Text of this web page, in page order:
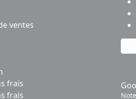
ventes
frais
frais